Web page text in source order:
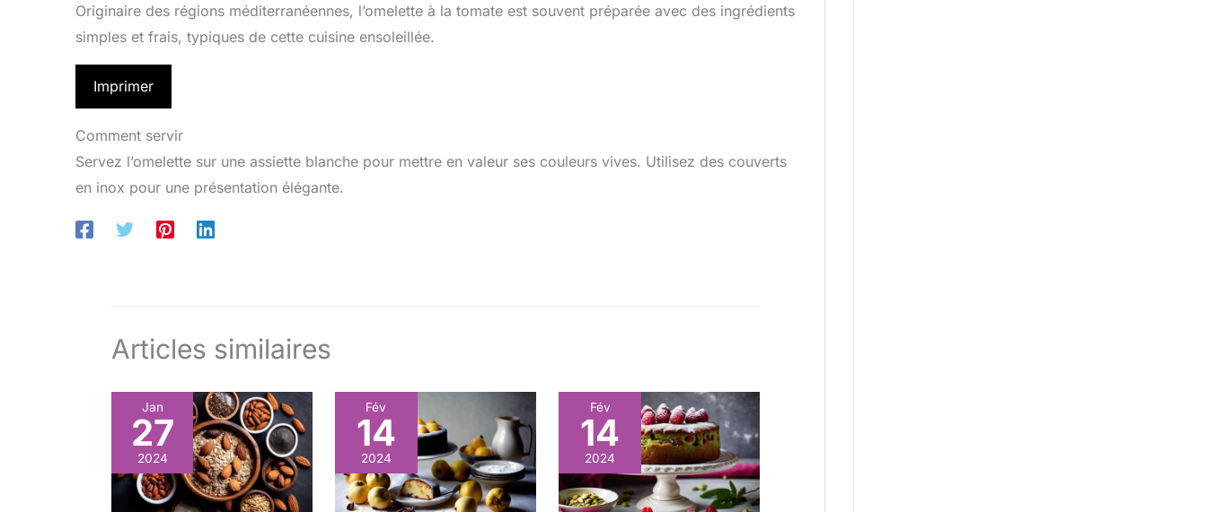
Originaire des régions méditerranéennes, l’omelette à la tomate est souvent préparée avec des ingrédients
simples et frais, typiques de cette cuisine ensoleillée.
Imprimer
Comment servir
Servez l’omelette sur une assiette blanche pour mettre en valeur ses couleurs vives. Utilisez des couverts
en inox pour une présentation élégante.
Articles similaires
Jan
27
2024
Fév
14
2024
Fév
14
2024